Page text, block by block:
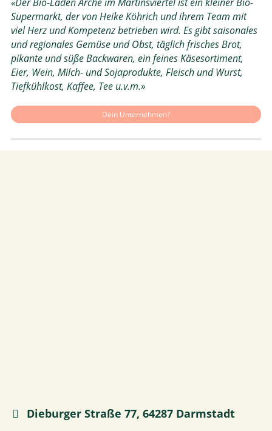
Supermarkt, der von Heike Köhrich und ihrem Team mit
viel Herz und Kompetenz betrieben wird. Es gibt saisonales
und regionales Gemüse und Obst, täglich frisches Brot,
pikante und süße Backwaren, ein feines Käsesortiment,
Eier, Wein, Milch- und Sojaprodukte, Fleisch und Wurst,
Tiefkühlkost, Kaffee, Tee u.v.m.»
Dein Unternehmen?
Dieburger Straße 77, 64287 Darmstadt